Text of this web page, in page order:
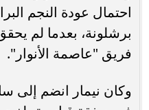
احتمال عودة النجم
برشلونة، بعدما لم
فريق "عاصمة الأنوار".
وكان نيمار انضم إلى